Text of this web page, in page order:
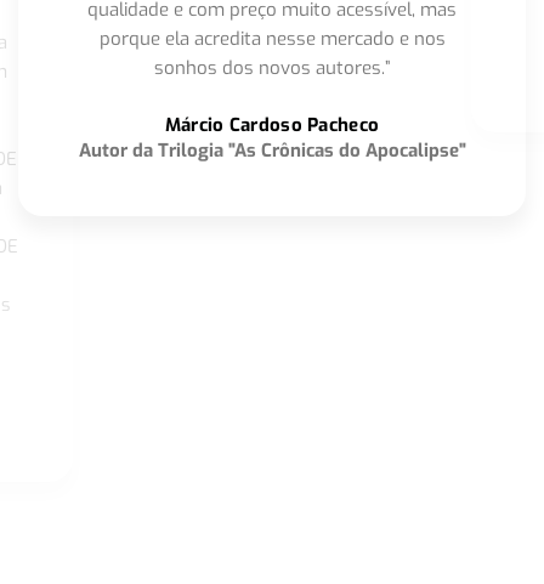
qualidade e com preço muito acessível, mas
porque ela acredita nesse mercado e nos
sonhos dos novos autores.”
Márcio Cardoso Pacheco
Autor da Trilogia "As Crônicas do Apocalipse"